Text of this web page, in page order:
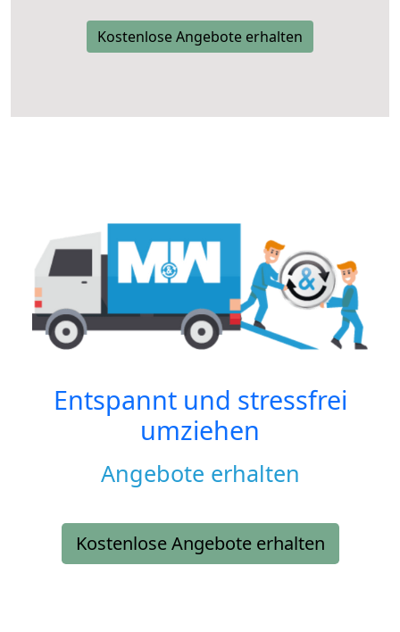
Kostenlose Angebote erhalten
Entspannt und stressfrei
umziehen
Angebote erhalten
Kostenlose Angebote erhalten